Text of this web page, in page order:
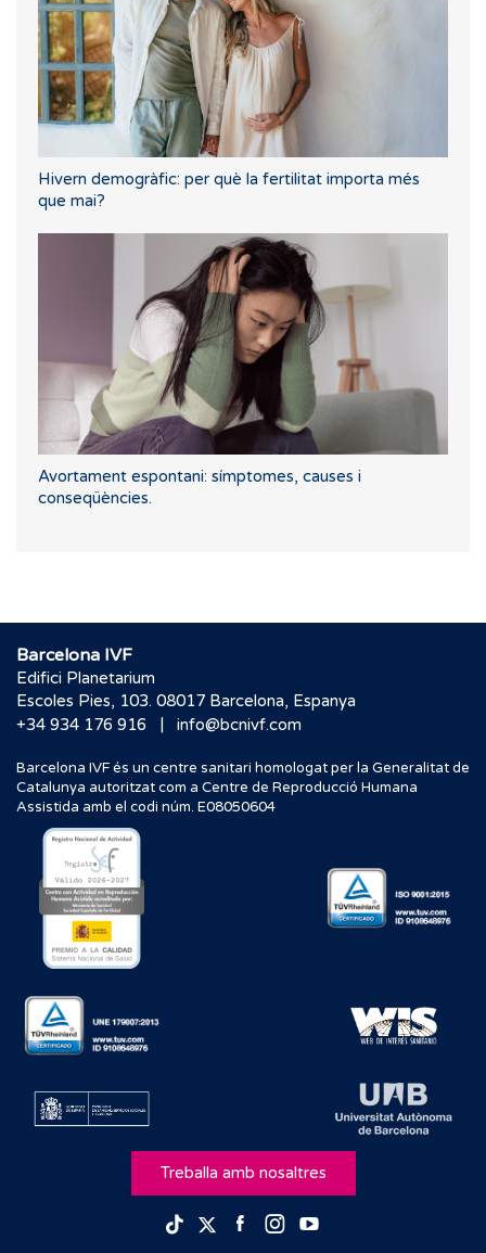
Hivern demogràfic: per què la fertilitat importa més
que mai?
Avortament espontani: símptomes, causes i
conseqüències.
Barcelona IVF
Edifici Planetarium
Escoles Pies, 103. 08017 Barcelona, Espanya
+34 934 176 916
| info@bcnivf.com
Barcelona IVF és un centre sanitari homologat per la Generalitat de
Catalunya autoritzat com a Centre de Reproducció Humana
Assistida amb el codi núm. E08050604
Treballa amb nosaltres
TikTokTwitterFacebook
Instagram